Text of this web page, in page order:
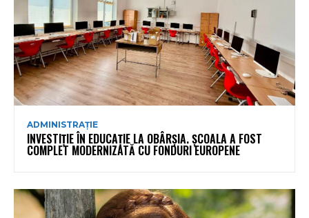
ADMINISTRAȚIE
INVESTIȚIE ÎN EDUCAȚIE LA OBÂRȘIA. ȘCOALA A FOST
COMPLET MODERNIZATĂ CU FONDURI EUROPENE